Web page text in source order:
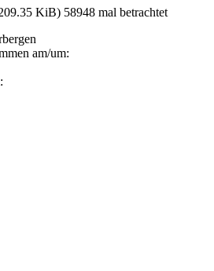
KiB) 58948 mal betrachtet
am/um: